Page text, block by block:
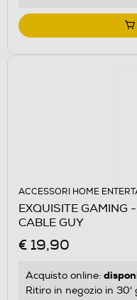
ACCESSORI HOME
EXQUISITE GAMING
CABLE GUY
€ 19,90
Acquisto online:
Ritiro in negozio in 30'